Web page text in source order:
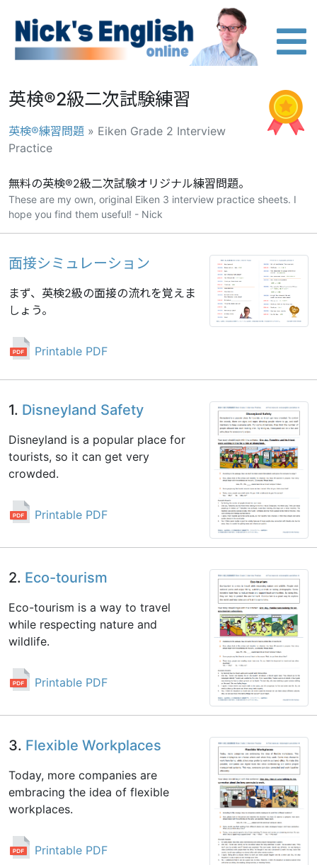
英検®2級二次試験練習
英検®練習問題 » Eiken Grade 2 Interview
Practice
無料の英検®2級二次試験オリジナル練習問題。
These are my own, original Eiken 3 interview practice sheets. I
hope you find them useful! - Nick
面接シミュレーション
まず、英検2級の面接の流れを覚えま
しょう。
Printable PDF
1. Disneyland Safety
Disneyland is a popular place for
tourists, so it can get very
crowded.
Printable PDF
2. Eco-tourism
Eco-tourism is a way to travel
while respecting nature and
wildlife.
Printable PDF
3. Flexible Workplaces
Today, more companies are
embracing the idea of flexible
workplaces.
Printable PDF